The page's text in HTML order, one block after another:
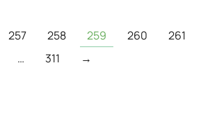
257 258 259 260
261
…
311 →